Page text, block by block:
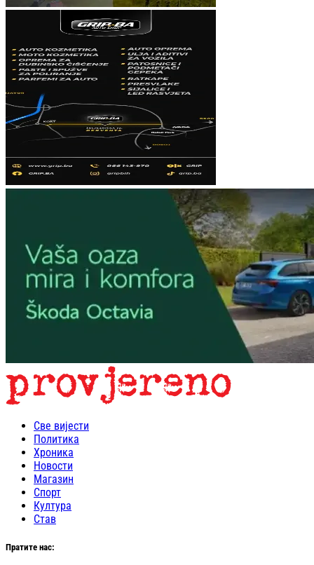
Све вијести
Политика
Хроника
Новости
Магазин
Спорт
Култура
Став
Пратите нас: